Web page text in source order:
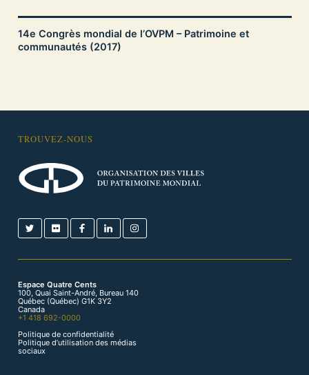
14e Congrès mondial de l’OVPM – Patrimoine et
communautés (2017)
TROUVEZ-NOUS
Espace Quatre Cents
100, Quai Saint-André, Bureau 140
Québec (Québec) G1K 3Y2
Canada
+1 418 692-0000
Politique de confidentialité
Politique d’utilisation des médias
sociaux